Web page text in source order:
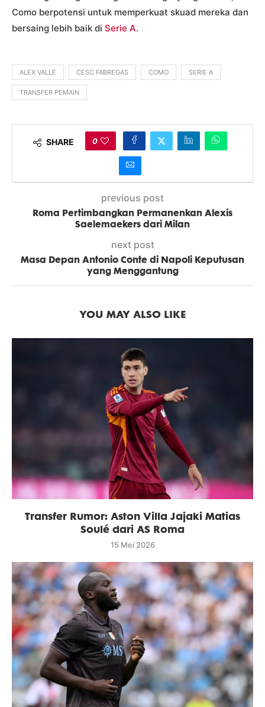
Como berpotensi untuk memperkuat skuad mereka dan
bersaing lebih baik di Serie A.
ALEX VALLE CESC FABREGAS COMO SERIE A
TRANSFER PEMAIN
SHARE 0
previous post
Roma Pertimbangkan Permanenkan Alexis
Saelemaekers dari Milan
next post
Masa Depan Antonio Conte di Napoli Keputusan
yang Menggantung
YOU MAY ALSO LIKE
Transfer Rumor: Aston Villa Jajaki Matias
Soulé dari AS Roma
15 Mei 2026